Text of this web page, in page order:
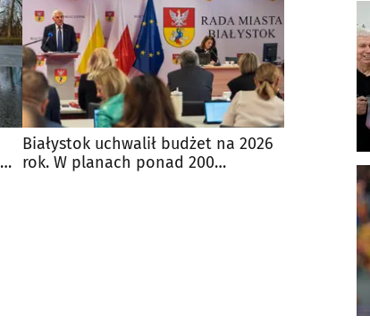
Białystok uchwalił budżet na 2026
rok. W planach ponad 200